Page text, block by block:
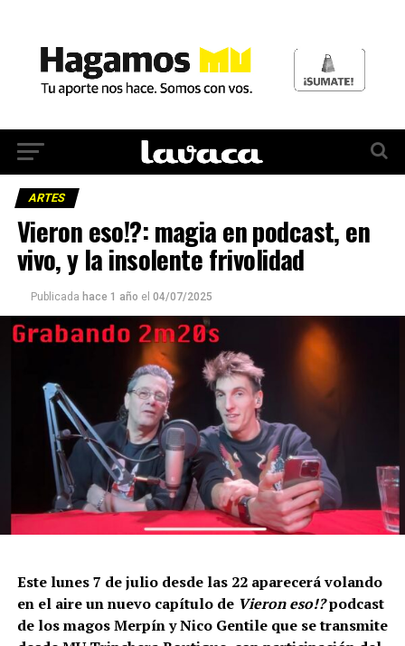
ARTES
Vieron eso!?: magia en podcast, en
vivo, y la insolente frivolidad
Publicada hace 1 año el 04/07/2025
Este lunes 7 de julio desde las 22 aparecerá volando
en el aire un nuevo capítulo de Vieron eso!?podcast
de los magos Merpín y Nico Gentile que se transmite